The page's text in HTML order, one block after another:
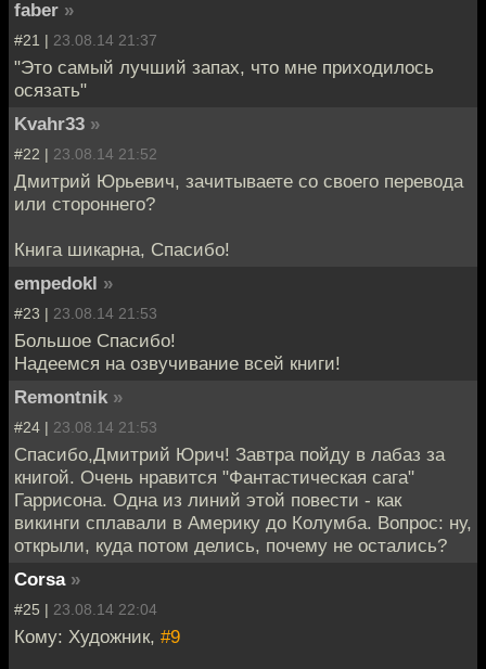
faber »
#21 | 23.08.14 21:37
"Это самый лучший запах, что мне приходилось
осязать"
Kvahr33 »
#22 | 23.08.14 21:52
Дмитрий Юрьевич, зачитываете со своего перевода
или стороннего?
Книга шикарна, Спасибо!
empedokl »
#23 | 23.08.14 21:53
Большое Спасибо!
Надеемся на озвучивание всей книги!
Remontnik »
#24 | 23.08.14 21:53
Спасибо,Дмитрий Юрич! Завтра пойду в лабаз за
книгой. Очень нравится "Фантастическая сага"
Гаррисона. Одна из линий этой повести - как
викинги сплавали в Америку до Колумба. Вопрос: ну,
открыли, куда потом делись, почему не остались?
Corsa »
#25 | 23.08.14 22:04
Кому: Художник, #9